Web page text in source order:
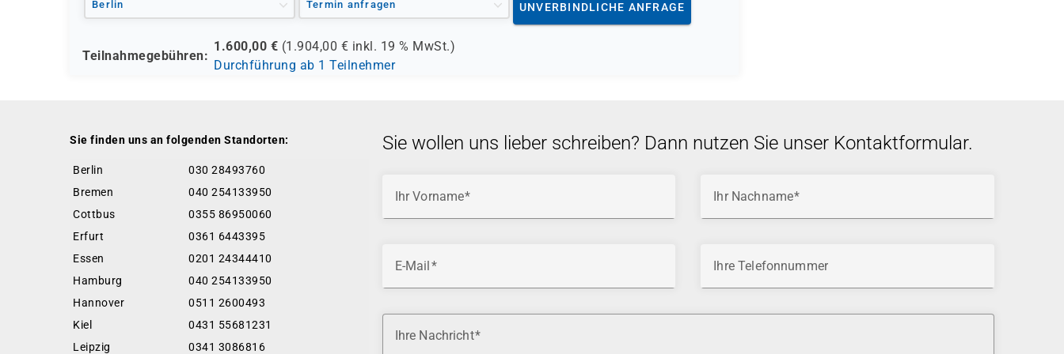
Berlin Termin anfragen UNVERBINDLICHE ANFRAGE
Teilnahmegebühren:
1.600,00 € (1.904,00 € inkl. 19 % MwSt.)
Durchführung ab 1 Teilnehmer
Sie finden uns an folgenden Standorten:
Berlin
030 28493760
Bremen
040 254133950
Cottbus
0355 86950060
Erfurt
0361 6443395
Essen
0201 24344410
Hamburg
040 254133950
Hannover
0511 2600493
Kiel
0431 55681231
Leipzig
0341 3086816
Sie wollen uns lieber schreiben? Dann nutzen Sie unser Kontaktformular.
Ihr Vorname Ihr Nachname
E-Mail Ihre Telefonnummer
Ihre Nachricht